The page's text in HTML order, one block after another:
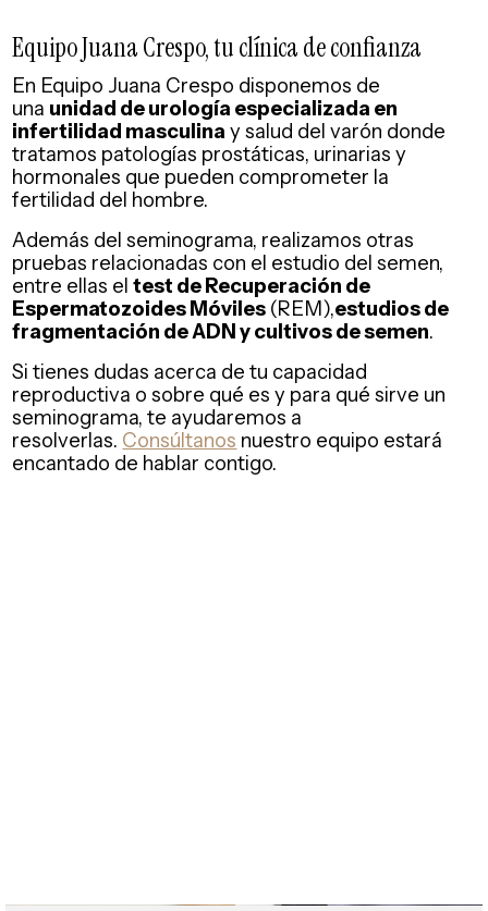
Equipo Juana Crespo, tu clínica de confianza
En Equipo Juana Crespo disponemos de
una unidad de urología especializada en
infertilidad masculina y salud del varón donde
tratamos patologías prostáticas, urinarias y
hormonales que pueden comprometer la
fertilidad del hombre.
Además del seminograma, realizamos otras
pruebas relacionadas con el estudio del semen,
entre ellas eltest de Recuperación de
Espermatozoides Móviles (REM),estudios de
fragmentación de ADN y cultivos de semen.
Si tienes dudas acerca de tu capacidad
reproductiva o sobre qué es y para qué sirve un
seminograma, te ayudaremos a
resolverlas. Consúltanos nuestro equipo estará
encantado de hablar contigo.